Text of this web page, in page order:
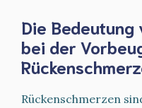
Die Bedeutung
bei der
Rückenschmerzen